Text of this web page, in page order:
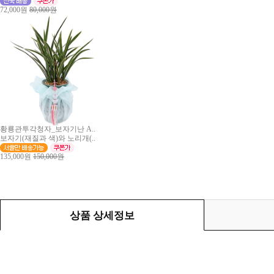
72,000원 80,000원
황룡관투각청자_보자기난 A..
보자기(재질과 색)와 노리개(..
135,000원 150,000원
상품 상세정보